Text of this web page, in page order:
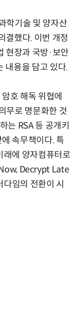
학기술 및 양자산
결했다. 이번 개정
현장과 국방·보안
내용을 담고 있다.
호 해독 위협에
무로 명문화한 것
는 RSA 등 공개키
속무책이다. 특
래에 양자컴퓨터로
Decrypt Late
임의 전환이 시